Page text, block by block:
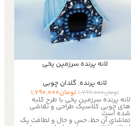
لانه پرنده سرزمین یخی
لانه پرنده, گلدان چوبی
تومان1,799,000تومان1,790,000
لانه پرنده سرزمین یخی با طرح کلبه
های چوبی کلاسیک طراحی و نقاشی
شده است
تماشای آن حظ، حس و حال و لطافت یک